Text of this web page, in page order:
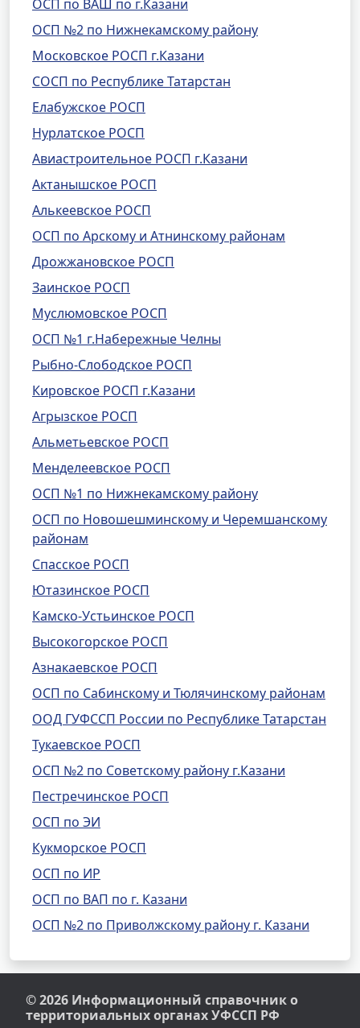
ОСП по ВАШ по г.Казани
ОСП №2 по Нижнекамскому району
Московское РОСП г.Казани
СОСП по Республике Татарстан
Елабужское РОСП
Нурлатское РОСП
Авиастроительное РОСП г.Казани
Актанышское РОСП
Алькеевское РОСП
ОСП по Арскому и Атнинскому районам
Дрожжановское РОСП
Заинское РОСП
Муслюмовское РОСП
ОСП №1 г.Набережные Челны
Рыбно-Слободское РОСП
Кировское РОСП г.Казани
Агрызское РОСП
Альметьевское РОСП
Менделеевское РОСП
ОСП №1 по Нижнекамскому району
ОСП по Новошешминскому и Черемшанскому
районам
Спасское РОСП
Ютазинское РОСП
Камско-Устьинское РОСП
Высокогорское РОСП
Азнакаевское РОСП
ОСП по Сабинскому и Тюлячинскому районам
ООД ГУФССП России по Республике Татарстан
Тукаевское РОСП
ОСП №2 по Советскому району г.Казани
Пестречинское РОСП
ОСП по ЭИ
Кукморское РОСП
ОСП по ИР
ОСП по ВАП по г. Казани
ОСП №2 по Приволжскому району г. Казани
© 2026 Информационный справочник о
территориальных органах УФССП РФ